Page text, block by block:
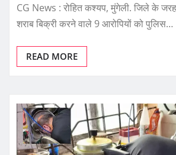
CG News : रोहित कश्यप, मुंगेली. जिले के
शराब बिक्री करने वाले 9 आरोपियों को पुलिस…
READ MORE